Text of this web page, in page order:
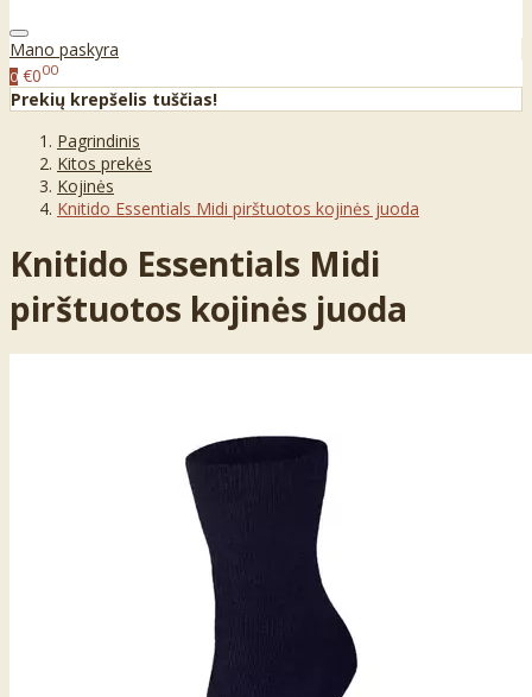
Mano paskyra
0 €000
Prekių krepšelis tuščias!
Pagrindinis
Kitos prekės
Kojinės
Knitido Essentials Midi pirštuotos kojinės juoda
Knitido Essentials Midi
pirštuotos kojinės juoda